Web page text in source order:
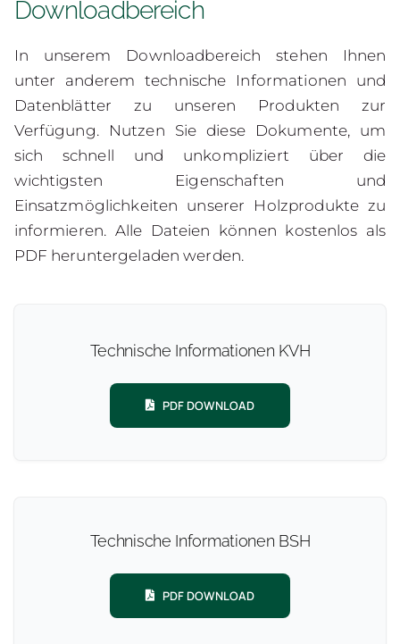
KONTAKT
Downloadbereich
In unserem Downloadbereich stehen Ihnen
unter anderem technische Informationen und
Datenblätter zu unseren Produkten zur
Verfügung. Nutzen Sie diese Dokumente, um
sich schnell und unkompliziert über die
wichtigsten Eigenschaften und
Einsatzmöglichkeiten unserer Holzprodukte zu
informieren. Alle Dateien können kostenlos als
PDF heruntergeladen werden.
Technische Informationen KVH
PDF DOWNLOAD
Technische Informationen BSH
PDF DOWNLOAD